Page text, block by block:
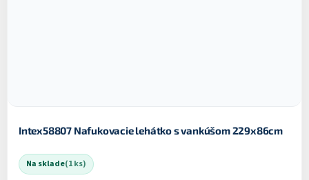
Intex58807 Nafukovacie lehátko s vankúšom 229x86cm
Na sklade(1 ks)